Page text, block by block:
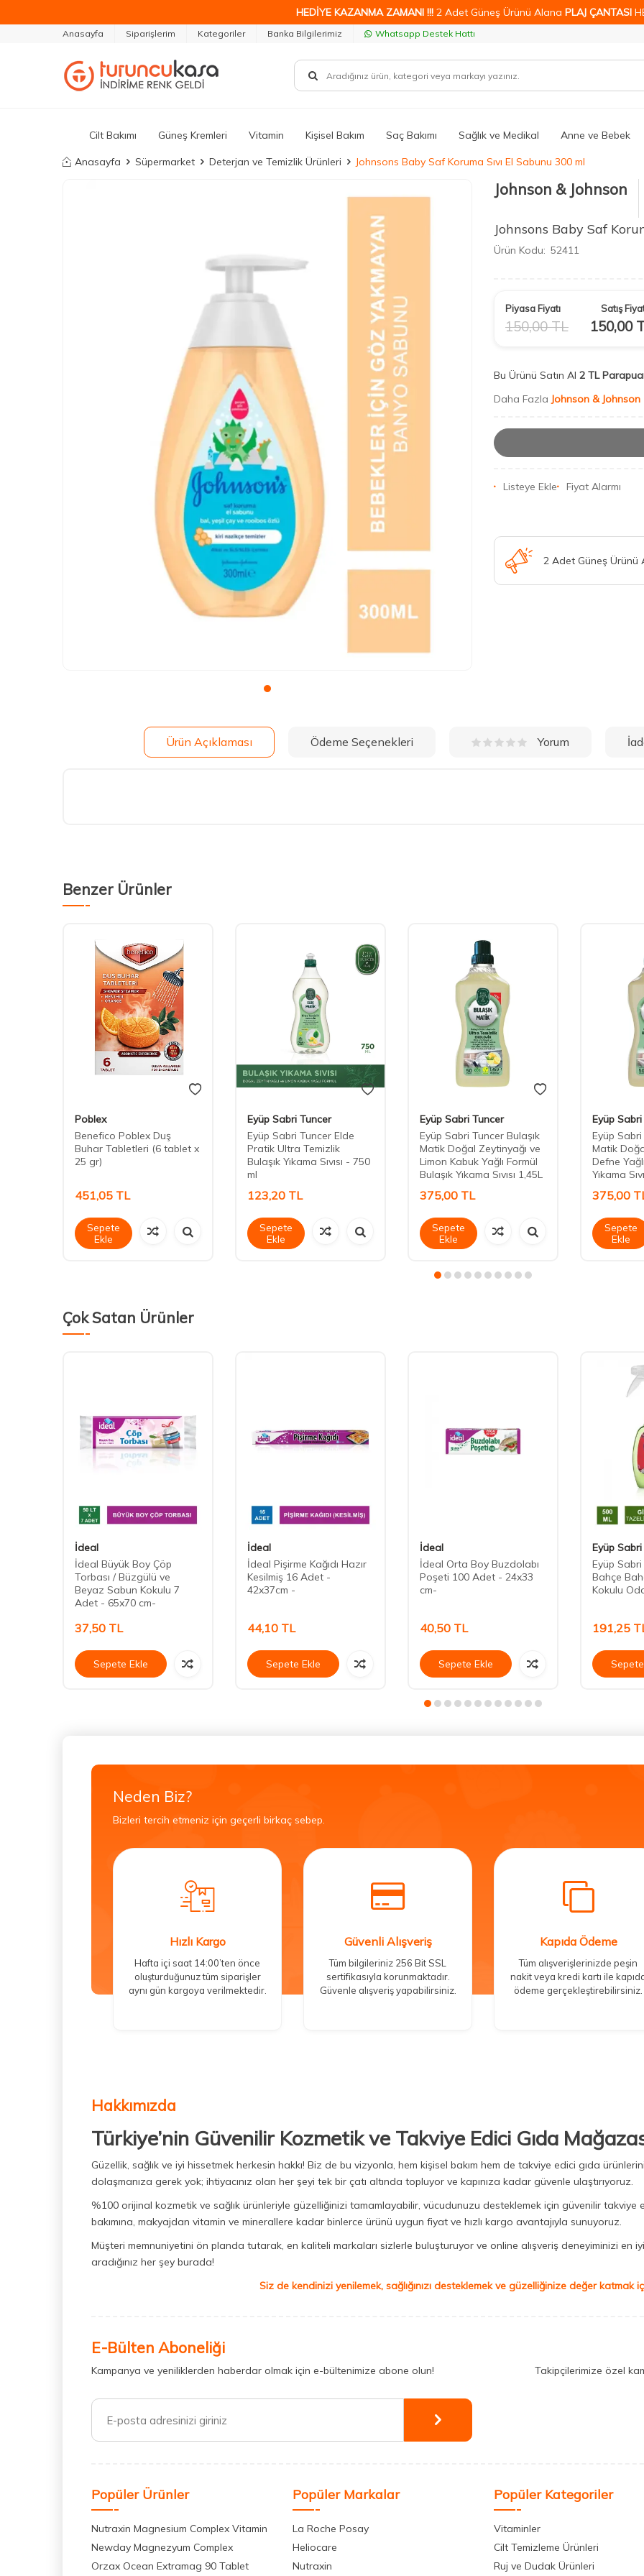
HEDİYE KAZANMA ZAMANI !!! 2 Adet Güneş Ürünü Alana PLAJ ÇANTASI
Anasayfa Siparişlerim Kategoriler Banka Bilgilerimiz Whatsapp Destek Hattı
Cilt Bakımı Güneş Kremleri Vitamin Kişisel Bakım Saç Bakımı Sağlık ve Medikal Anne ve Bebek
Anasayfa Süpermarket Deterjan ve Temizlik Ürünleri Johnsons Baby Saf Koruma Sıvı El Sabunu 300 ml
Johnson & Johnson
Johnsons Baby Saf
Ürün Kodu: 52411
Piyasa Fiyatı
150,00TL
Satış
150,00
Bu Ürünü Satın Al 2 TL
Daha Fazla Johnson & Johnson
Listeye Ekle Fiyat Alarmı
2 Adet Güneş Ürünü
Ürün Açıklaması Ödeme Seçenekleri Yorum
Benzer Ürünler
Poblex
Benefico Poblex Duş
Buhar Tabletleri (6 tablet x
25 gr)
451,05 TL
Sepete
Ekle
Eyüp Sabri Tuncer
Eyüp Sabri Tuncer Elde
Pratik Ultra Temizlik
Bulaşık Yıkama Sıvısı - 750
ml
123,20 TL
Sepete
Ekle
Eyüp Sabri Tuncer
Eyüp Sabri Tuncer Bulaşık
Matik Doğal Zeytinyağı ve
Limon Kabuk Yağlı Formül
Bulaşık Yıkama Sıvısı 1,45L
375,00 TL
Sepete
Ekle
Eyüp
Eyüp Sabri
Matik
Defne
Yıkama
375,00
Sepete
Ekle
Çok Satan Ürünler
İdeal
İdeal Büyük Boy Çöp
Torbası / Büzgülü ve
Beyaz Sabun Kokulu 7
Adet - 65x70 cm-
37,50 TL
Sepete Ekle
İdeal
İdeal Pişirme Kağıdı Hazır
Kesilmiş 16 Adet -
42x37cm -
44,10 TL
Sepete Ekle
İdeal
İdeal Orta Boy Buzdolabı
Poşeti 100 Adet - 24x33
cm-
40,50 TL
Sepete Ekle
Eyüp
Eyüp
Bahçe
Kokulu
191,25
Neden Biz?
Bizleri tercih etmeniz için geçerli birkaç sebep.
Hızlı Kargo
Hafta içi saat 14:00’ten önce
oluşturduğunuz tüm siparişler
aynı gün kargoya verilmektedir.
Güvenli Alışveriş
Tüm bilgileriniz 256 Bit SSL
sertifikasıyla korunmaktadır.
Güvenle alışveriş yapabilirsiniz.
Kapıda Ödeme
Tüm alışverişlerinizde peşin
nakit veya kredi kartı ile
ödeme gerçekleştirebilirsiniz.
Hakkımızda
Türkiye’nin Güvenilir Kozmetik ve Takviye Edici Gıda
Güzellik, sağlık ve iyi hissetmek herkesin hakkı! Biz de bu vizyonla, hem kişisel bakım hem de takviye edici gıda
dolaşmanıza gerek yok; ihtiyacınız olan her şeyi tek bir çatı altında topluyor ve kapınıza kadar güvenle ulaştırıyoruz.
%100 orijinal kozmetik ve sağlık ürünleriyle güzelliğinizi tamamlayabilir, vücudunuzu desteklemek için güvenilir takviye
bakımına, makyajdan vitamin ve minerallere kadar binlerce ürünü uygun fiyat ve hızlı kargo avantajıyla sunuyoruz.
Müşteri memnuniyetini ön planda tutarak, en kaliteli markaları sizlerle buluşturuyor ve online alışveriş deneyiminizi en
aradığınız her şey burada!
Siz de kendinizi yenilemek, sağlığınızı desteklemek ve güzelliğinize değer katmak
E-Bülten Aboneliği
Kampanya ve yeniliklerden haberdar olmak için e-bültenimize abone olun! Takipçilerimize özel
Popüler Ürünler
Nutraxin Magnesium Complex Vitamin
Newday Magnezyum Complex
Orzax Ocean Extramag 90 Tablet
Popüler Markalar
La Roche Posay
Heliocare
Nutraxin
Popüler Kategoriler
Vitaminler
Cilt Temizleme Ürünleri
Ruj ve Dudak Ürünleri